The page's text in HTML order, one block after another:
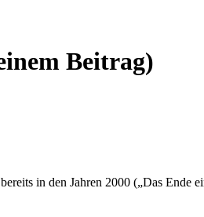
Beitrag)
in den Jahren 2000 („Das